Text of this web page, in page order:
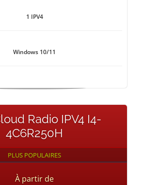
1 IPV4
Windows 10/11
Radio IPV4 I4-
4C6R250H
PLUS POPULAIRES
À partir de